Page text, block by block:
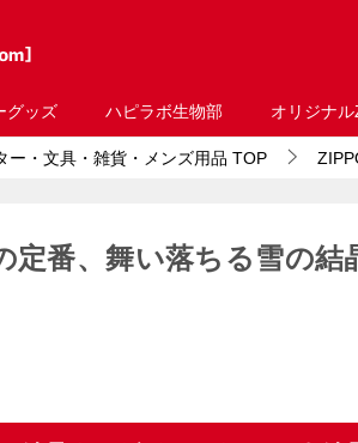
グッズ ハピラボ生物部 オリジナ
ー・文具・雑貨・メンズ用品 TOP
定番、舞い落ちる雪の結